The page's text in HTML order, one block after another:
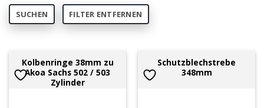
SUCHEN FILTER ENTFERNEN
Kolbenringe 38mm zu
Akoa Sachs 502 / 503
Zylinder
Schutzblechstrebe
348mm